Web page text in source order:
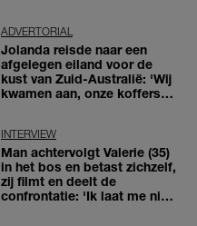
ADVERTORIAL
Jolanda reisde naar een
afgelegen eiland voor de
kust van Zuid-Australië: 'Wij
kwamen aan, onze koffers
INTERVIEW
Man achtervolgt Valerie (35)
in het bos en betast zichzelf,
zij filmt en deelt de
confrontatie: 'Ik laat me niet